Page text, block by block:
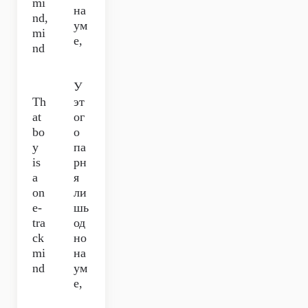
mi
nd,
mi
nd
на
ум
е,
Th
at
bo
y
is
a
on
e-
tra
ck
mi
nd
У
эт
ог
о
па
рн
я
ли
шь
од
но
на
ум
е,